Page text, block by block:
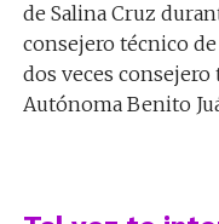
de Salina Cruz
consejero técnico
dos veces
Autónoma Benito